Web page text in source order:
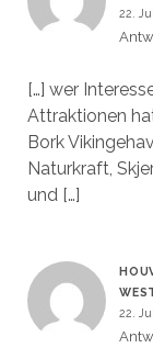
22.
[…] wer
Attraktionen
Bork
Naturkraft,
und […]
22.